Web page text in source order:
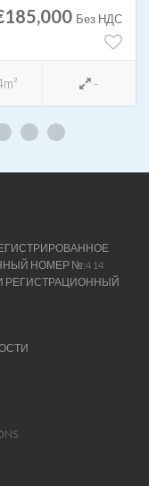
Без НДС
-
НОМЕР №:414
РЕГИСТРАЦИОННЫЙ